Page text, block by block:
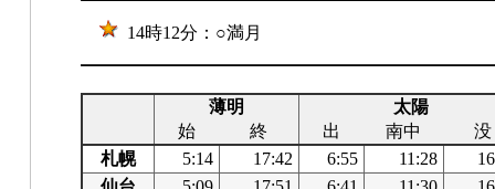
14時12分：○満月
薄明
太陽
始
終 出 南中
没
札幌
5:14 17:42 6:55 11:28